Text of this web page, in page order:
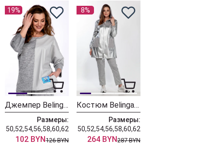
19%
Джемпер Belinga 5036 серый
Размеры:
50,52,54,56,58,60,62
102 BYN126 BYN
8%
Костюм Belinga 2185 серебро/серый
Размеры:
50,52,54,56,58,60,62
264 BYN287 BYN